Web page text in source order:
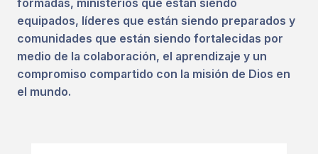
formadas, ministerios que están siendo
equipados, líderes que están siendo preparados y
comunidades que están siendo fortalecidas por
medio de la colaboración, el aprendizaje y un
compromiso compartido con la misión de Dios en
el mundo.